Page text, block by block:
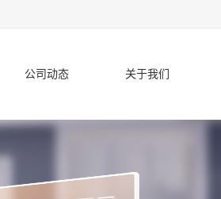
公司动态 关于我们